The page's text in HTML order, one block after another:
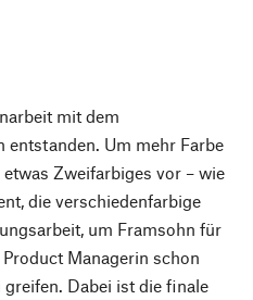
mit dem
Um mehr Farbe
Zweifarbiges vor – wie
die verschiedenfarbige
um Framsohn für
Managerin schon
Dabei ist die finale